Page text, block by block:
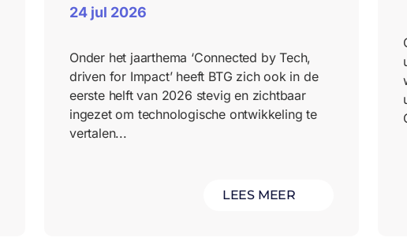
24 jul 2026
Onder het jaarthema ‘Connected by Tech,
driven for Impact’ heeft BTG zich ook in de
eerste helft van 2026 stevig en zichtbaar
ingezet om technologische ontwikkeling te
vertalen...
LEES MEER